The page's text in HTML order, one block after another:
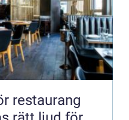
restaurang